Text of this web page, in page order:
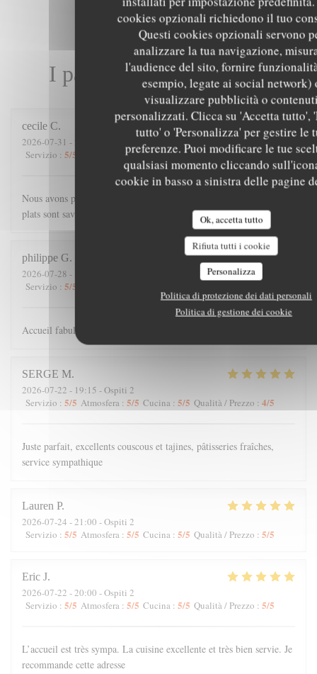
cookies opzionali richiedono il tuo
Questi cookies opzionali servono
analizzare la tua navigazione,
l'audience del sito, fornire
esempio, legate ai social network)
visualizzare pubblicità o
personalizzati. Clicca su 'Accetta tutto',
tutto' o 'Personalizza' per gestire le
preferenze. Puoi modificare le tue
qualsiasi momento cliccando
cookie in basso a sinistra delle pagine
Ok, accetta tutto
Rifiuta tutti i cookie
Personalizza
Politica di protezione dei dati personali
Politica di gestione dei cookie
I pareri dei nostri clienti
cecile C
2026-07-31 - 21:00 - Ospiti 4
Servizio : 5/5 4/5 Cucina: 5 /5 Qualità / Prezzo: 5/5
Nous avons passé une excellente soirée. Accueil chaleureux, les
plats sont savoureux, et copieux.
philippe G
2026-07-28 - 19:45 - Ospiti 3
Servizio : 5/5
Accueil fabuleux et Cuisine à retenir
SERGE M
2026-07-22 - 19:15 - Ospiti 2
Servizio : 5/5 Atmosfera : 5/5 Cucina : 5/5 Qualità / Prezzo : 4/5
Juste parfait, excellents couscous et tajines, pâtisseries fraîches,
service sympathique
Lauren P
2026-07-24 - 21:00 - Ospiti 2
Servizio : 5/5 Atmosfera : 5/5 Cucina : 5/5 Qualità / Prezzo : 5/5
Eric J
2026-07-22 - 20:00 - Ospiti 2
Servizio : 5/5 Atmosfera : 5/5 Cucina : 5/5 Qualità / Prezzo : 5/5
L’accueil est très sympa. La cuisine excellente et très bien servie. Je
recommande cette adresse